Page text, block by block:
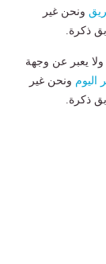
ونحن غير
ذكرة.
ولا يعبر عن وجهة
اليوم ونحن غير
ذكرة.